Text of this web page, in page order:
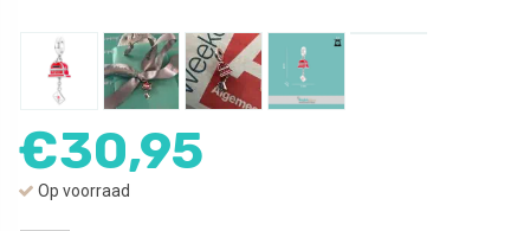
€30,95
Op voorraad